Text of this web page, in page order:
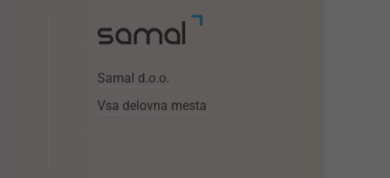
Samal d.o.o.
Vsa delovna mesta